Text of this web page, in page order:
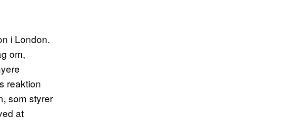
i London.
om,
reaktion
som styrer
at